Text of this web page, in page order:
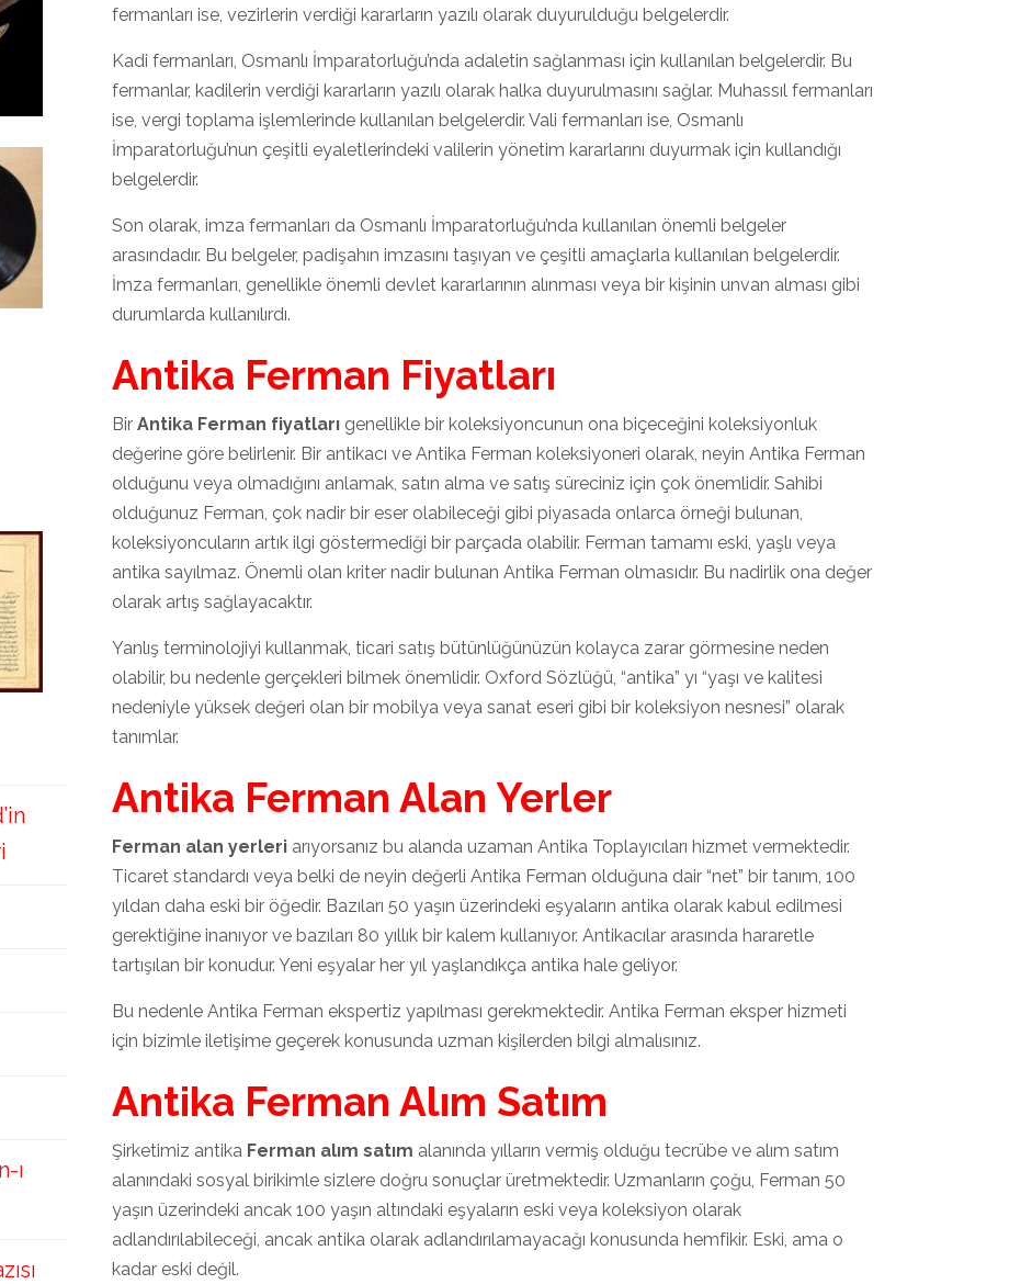
fermanları ise, vezirlerin verdiği kararların yazılı olarak duyurulduğu belgelerdir.
Kadi fermanları, Osmanlı İmparatorluğu’nda adaletin sağlanması için kullanılan belgelerdir. Bu
fermanlar, kadilerin verdiği kararların yazılı olarak halka duyurulmasını sağlar. Muhassıl fermanları
ise, vergi toplama işlemlerinde kullanılan belgelerdir. Vali fermanları ise, Osmanlı
İmparatorluğu’nun çeşitli eyaletlerindeki valilerin yönetim kararlarını duyurmak için kullandığı
belgelerdir.
Son olarak, imza fermanları da Osmanlı İmparatorluğu’nda kullanılan önemli belgeler
arasındadır. Bu belgeler, padişahın imzasını taşıyan ve çeşitli amaçlarla kullanılan belgelerdir.
İmza fermanları, genellikle önemli devlet kararlarının alınması veya bir kişinin unvan alması gibi
durumlarda kullanılırdı.
Antika Ferman Fiyatları
Bir Antika Ferman fiyatları genellikle bir koleksiyoncunun ona biçeceğini koleksiyonluk
değerine göre belirlenir. Bir antikacı ve Antika Ferman koleksiyoneri olarak, neyin Antika Ferman
olduğunu veya olmadığını anlamak, satın alma ve satış süreciniz için çok önemlidir. Sahibi
olduğunuz Ferman, çok nadir bir eser olabileceği gibi piyasada onlarca örneği bulunan,
koleksiyoncuların artık ilgi göstermediği bir parçada olabilir. Ferman tamamı eski, yaşlı veya
antika sayılmaz. Önemli olan kriter nadir bulunan Antika Ferman olmasıdır. Bu nadirlik ona değer
olarak artış sağlayacaktır.
Yanlış terminolojiyi kullanmak, ticari satış bütünlüğünüzün kolayca zarar görmesine neden
olabilir, bu nedenle gerçekleri bilmek önemlidir. Oxford Sözlüğü, “antika” yı “yaşı ve kalitesi
nedeniyle yüksek değeri olan bir mobilya veya sanat eseri gibi bir koleksiyon nesnesi” olarak
tanımlar.
Antika Ferman Alan Yerler
Ferman alan yerleri arıyorsanız bu alanda uzaman Antika Toplayıcıları hizmet vermektedir.
Ticaret standardı veya belki de neyin değerli Antika Ferman olduğuna dair “net” bir tanım, 100
yıldan daha eski bir öğedir. Bazıları 50 yaşın üzerindeki eşyaların antika olarak kabul edilmesi
gerektiğine inanıyor ve bazıları 80 yıllık bir kalem kullanıyor. Antikacılar arasında hararetle
tartışılan bir konudur. Yeni eşyalar her yıl yaşlandıkça antika hale geliyor.
Bu nedenle Antika Ferman ekspertiz yapılması gerekmektedir. Antika Ferman eksper hizmeti
için bizimle iletişime geçerek konusunda uzman kişilerden bilgi almalısınız.
Antika Ferman Alım Satım
Şirketimiz antika Ferman alım satım alanında yılların vermiş olduğu tecrübe ve alım satım
alanındaki sosyal birikimle sizlere doğru sonuçlar üretmektedir. Uzmanların çoğu, Ferman 50
yaşın üzerindeki ancak 100 yaşın altındaki eşyaların eski veya koleksiyon olarak
adlandırılabileceği, ancak antika olarak adlandırılamayacağı konusunda hemfikir. Eski, ama o
kadar eski değil.
ı